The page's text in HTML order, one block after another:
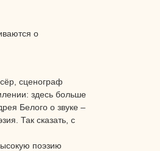
о
сценограф
здесь больше
Белого о звуке –
Так сказать, с
поэзию